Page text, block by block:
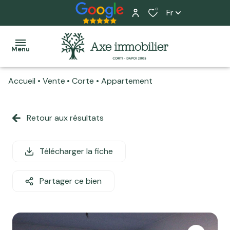
0 Fr
Menu
Ventes
Tous
biens
Terrains
Tous
biens
Local
Programme
Estimation
L'équipe
Nos
services
Home
Accueil Vente Corte Appartement
Retour aux résultats
Télécharger la fiche
Partager ce bien